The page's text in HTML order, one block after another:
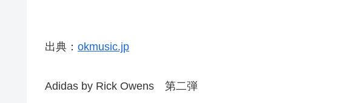
出典： okmusic.jp
Adidas by Rick Owens 第二弾